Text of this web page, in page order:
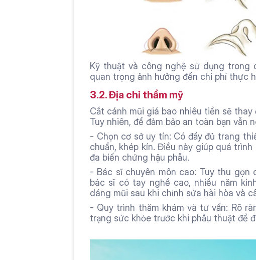
Kỹ thuật và công nghệ sử dụng
quan trọng ảnh hưởng đến chi phí thực
3.2. Địa chỉ thẩm mỹ
Cắt cánh mũi giá bao nhiêu tiền sẽ
Tuy nhiên, để đảm bảo an toàn bạn vẫn
- Chọn cơ sở uy tín: Có đầy đủ trang
chuẩn, khép kín. Điều này giúp quá
đa biến chứng hậu phẫu.
- Bác sĩ chuyên môn cao: Tuy thu gọn
bác sĩ có tay nghề cao, nhiều năm
dáng mũi sau khi chỉnh sửa hài hòa và
- Quy trình thăm khám và tư vấn: Rõ
trạng sức khỏe trước khi phẫu thuật để